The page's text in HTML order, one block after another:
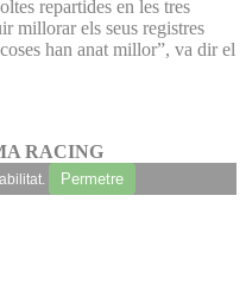
repartides en les tres
millorar els seus registres
han anat millor”, va dir el
RACING
Permetre